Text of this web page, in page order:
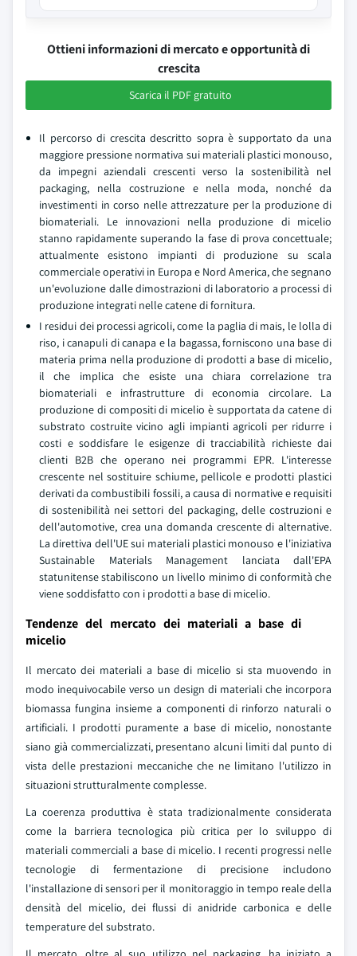
Ottieni informazioni di mercato e opportunità di
crescita
Scarica il PDF gratuito
Il percorso di crescita descritto sopra è supportato da una
maggiore pressione normativa sui materiali plastici monouso,
da impegni aziendali crescenti verso la sostenibilità nel
packaging, nella costruzione e nella moda, nonché da
investimenti in corso nelle attrezzature per la produzione di
biomateriali. Le innovazioni nella produzione di micelio
stanno rapidamente superando la fase di prova concettuale;
attualmente esistono impianti di produzione su scala
commerciale operativi in Europa e Nord America, che segnano
un'evoluzione dalle dimostrazioni di laboratorio a processi di
produzione integrati nelle catene di fornitura.
I residui dei processi agricoli, come la paglia di mais, le lolla di
riso, i canapuli di canapa e la bagassa, forniscono una base di
materia prima nella produzione di prodotti a base di micelio,
il che implica che esiste una chiara correlazione tra
biomateriali e infrastrutture di economia circolare. La
produzione di compositi di micelio è supportata da catene di
substrato costruite vicino agli impianti agricoli per ridurre i
costi e soddisfare le esigenze di tracciabilità richieste dai
clienti B2B che operano nei programmi EPR. L'interesse
crescente nel sostituire schiume, pellicole e prodotti plastici
derivati da combustibili fossili, a causa di normative e requisiti
di sostenibilità nei settori del packaging, delle costruzioni e
dell'automotive, crea una domanda crescente di alternative.
La direttiva dell'UE sui materiali plastici monouso e l'iniziativa
Sustainable Materials Management lanciata dall'EPA
statunitense stabiliscono un livello minimo di conformità che
viene soddisfatto con i prodotti a base di micelio.
Tendenze del mercato dei materiali a base di
micelio
Il mercato dei materiali a base di micelio si sta muovendo in
modo inequivocabile verso un design di materiali che incorpora
biomassa fungina insieme a componenti di rinforzo naturali o
artificiali. I prodotti puramente a base di micelio, nonostante
siano già commercializzati, presentano alcuni limiti dal punto di
vista delle prestazioni meccaniche che ne limitano l'utilizzo in
situazioni strutturalmente complesse.
La coerenza produttiva è stata tradizionalmente considerata
come la barriera tecnologica più critica per lo sviluppo di
materiali commerciali a base di micelio. I recenti progressi nelle
tecnologie di fermentazione di precisione includono
l'installazione di sensori per il monitoraggio in tempo reale della
densità del micelio, dei flussi di anidride carbonica e delle
temperature del substrato.